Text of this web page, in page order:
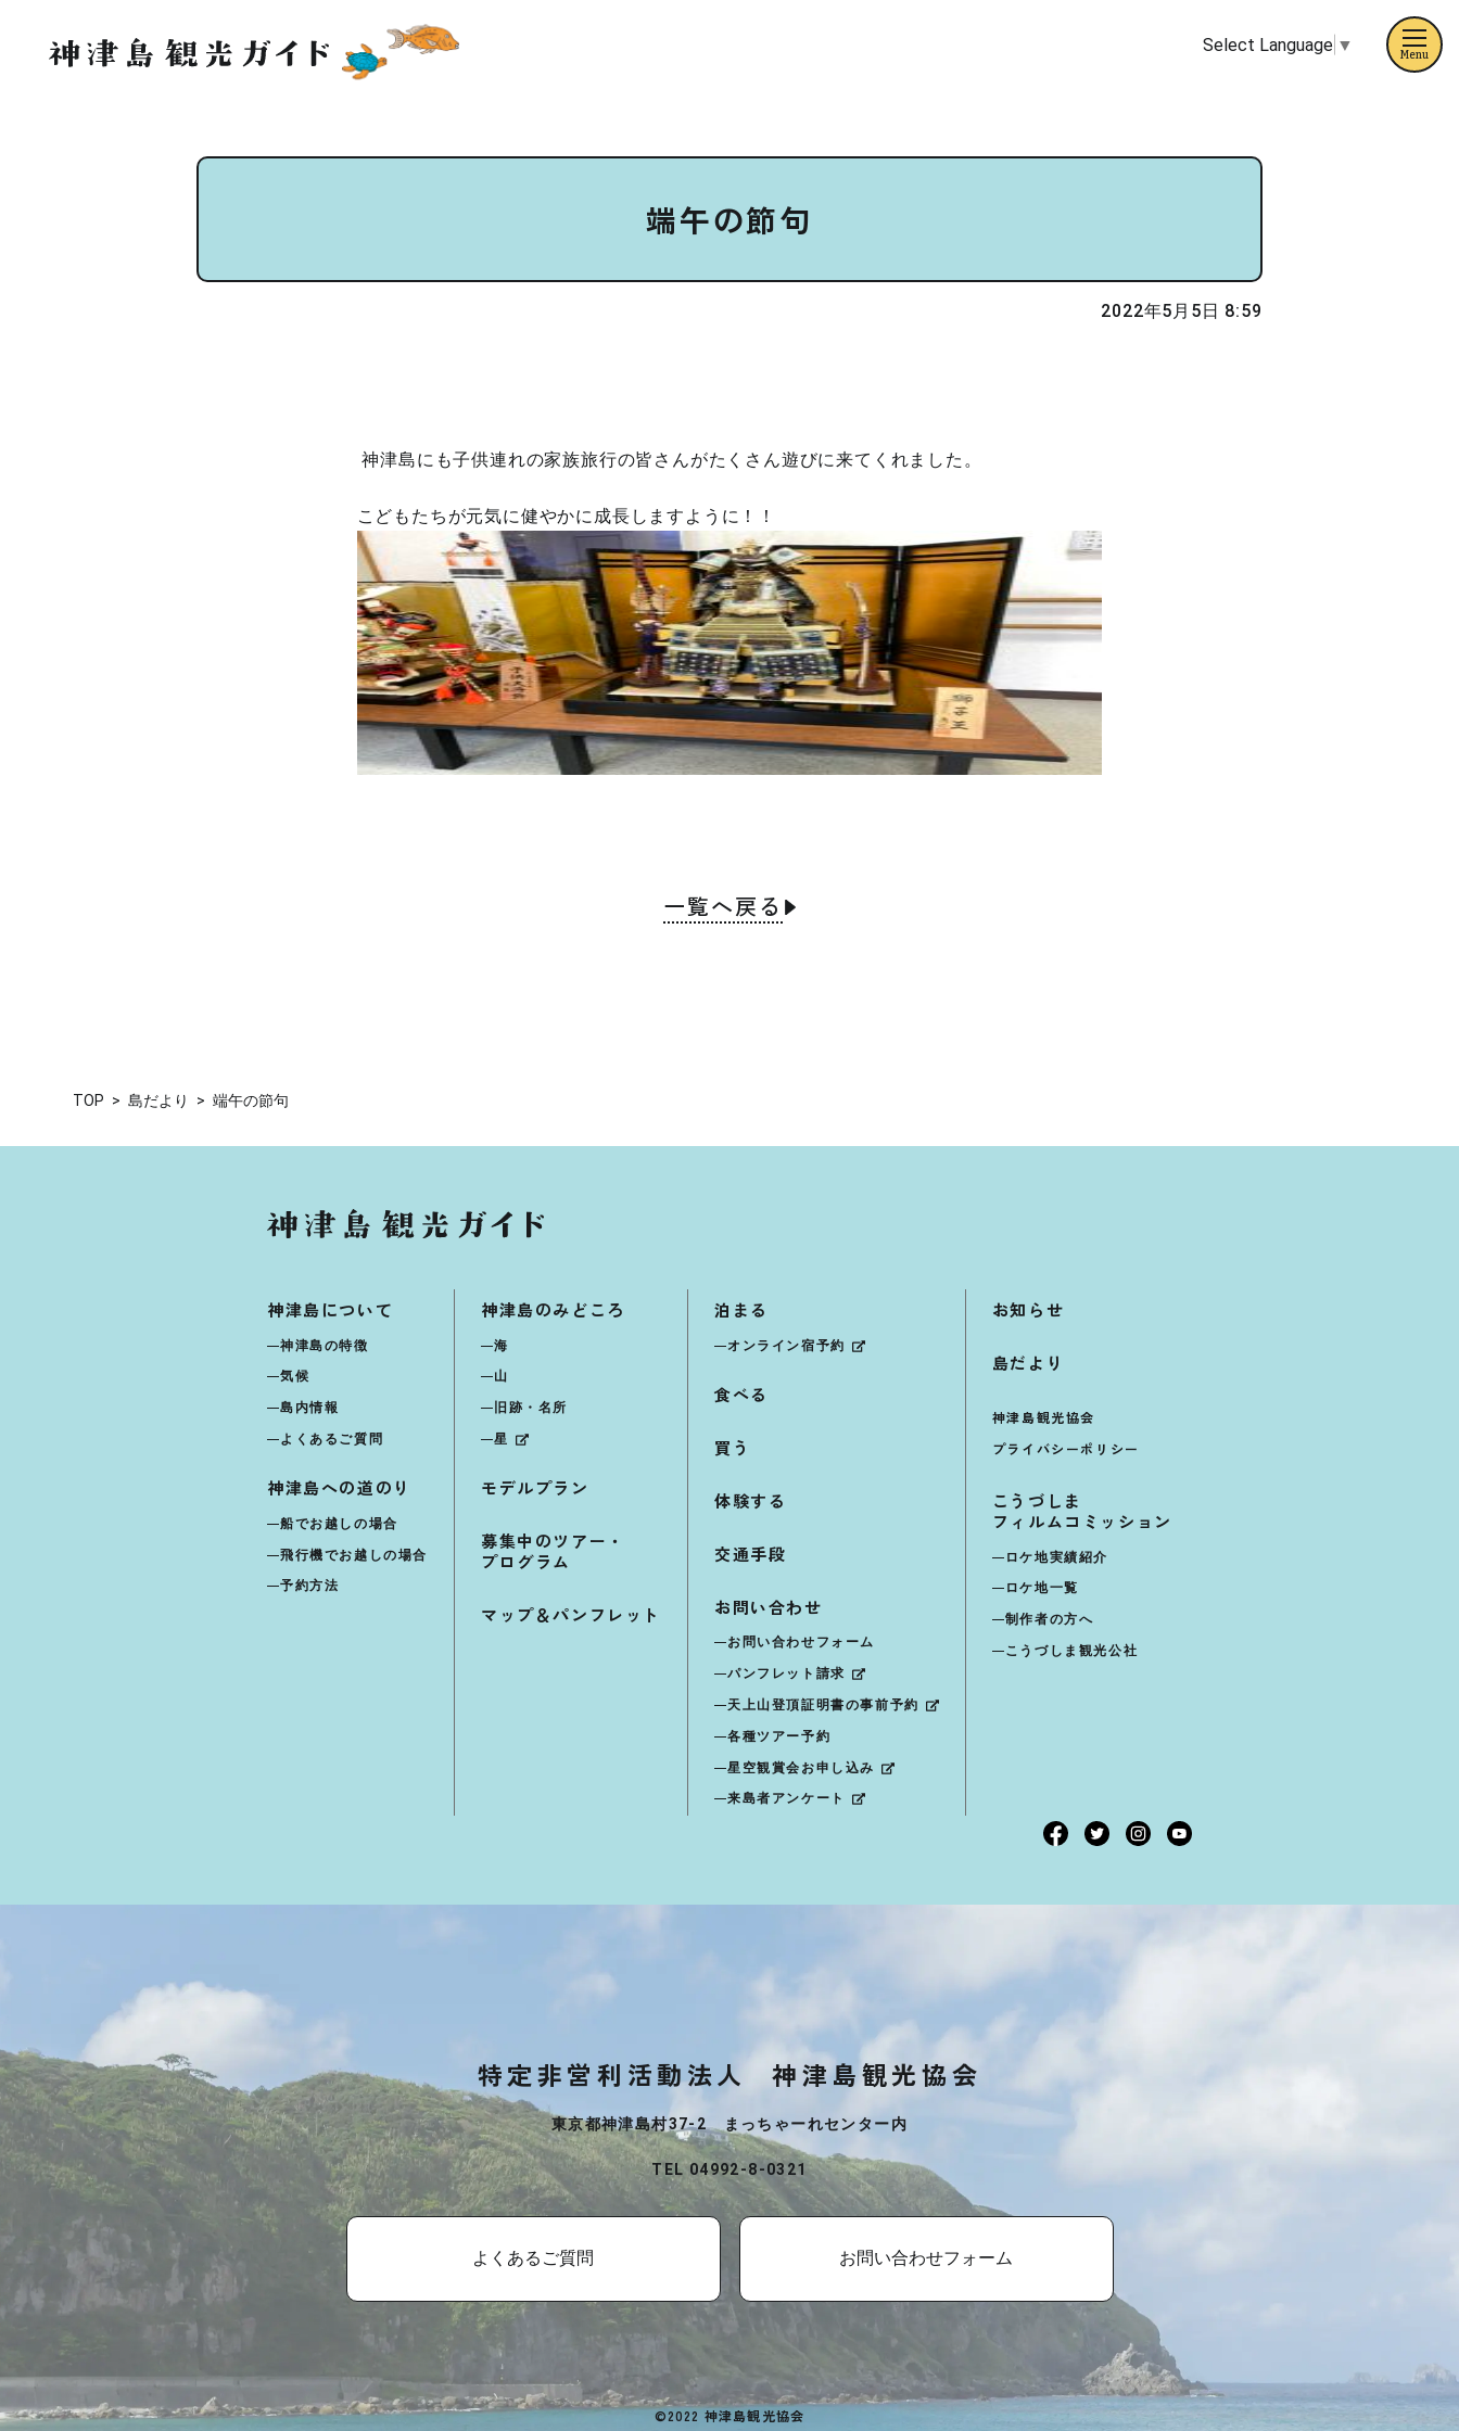
Select Language ▼
端午の節句
2022年5月5日 8:59
神津島にも子供連れの家族旅行の皆さんがたくさん遊びに来てくれました。
こどもたちが元気に健やかに成長しますように！！
一覧へ戻る
TOP 島だより 端午の節句
神津島について
神津島の特徴
気候
島内情報
よくあるご質問
神津島への道のり
船でお越しの場合
飛行機でお越しの場合
予約方法
神津島のみどころ
海
山
旧跡・名所
星
モデルプラン
募集中のツアー・
プログラム
マップ＆パンフレット
泊まる
オンライン宿予約
食べる
買う
体験する
交通手段
お問い合わせ
お問い合わせフォーム
パンフレット請求
天上山登頂証明書の事前予約
各種ツアー予約
星空観賞会お申し込み
来島者アンケート
お知らせ
島だより
神津島観光協会
プライバシーポリシー
こうづしま
フィルムコミッション
ロケ地実績紹介
ロケ地一覧
制作者の方へ
こうづしま観光公社
特定非営利活動法人 神津島観光協会
東京都神津島村37-2 まっちゃーれセンター内
TEL 04992-8-0321
よくあるご質問 お問い合わせフォーム
©2022 神津島観光協会
Menu